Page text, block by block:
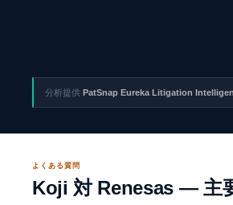
分析提供 PatSnap Eureka Litigation
よくある質問
Koji 対 Renesas — 主